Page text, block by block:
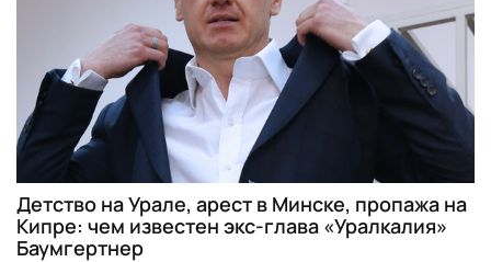
Детство на Урале, арест в Минске, пропажа на
Кипре: чем известен экс-глава «Уралкалия»
Баумгертнер